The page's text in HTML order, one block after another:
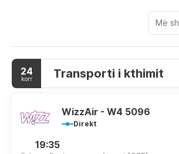
Enjoy recreation amenities such as a
or take in the view from a rooftop
internet access, concierge services, and
Guests can catch a ride to nearby
shuttle (surcharge).
featuring minibars. Complimentary
keeps you connected, and satellite
for your entertainment. Private
showers feature rainfall showerheads and
toiletries. Conveniences include phones,
Më
24
korr Transporti i kthimit
WizzAir - W4 5096
Direkt
19:35